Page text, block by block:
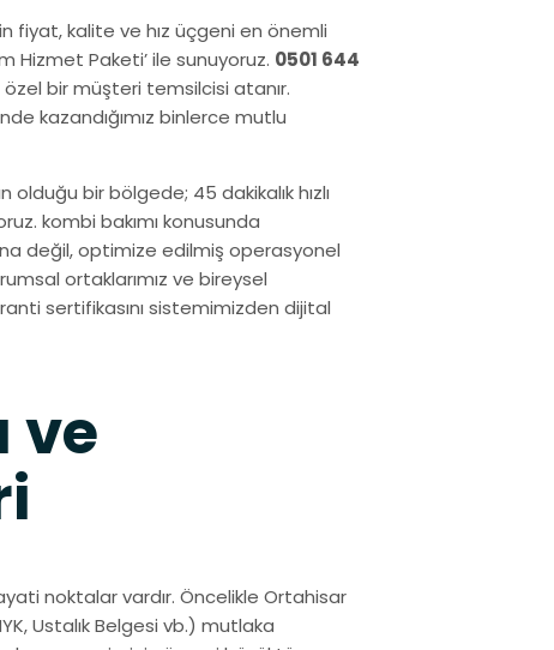
fiyat, kalite ve hız üçgeni en önemli
Hizmet Paketi’ ile sunuyoruz. 0501 644
özel bir müşteri temsilcisi atanır.
kazandığımız binlerce mutlu
bir bölgede; 45 dakikalık hızlı
kombi bakımı konusunda
değil, optimize edilmiş operasyonel
ortaklarımız ve bireysel
sertifikasını sistemimizden dijital
ve
noktalar vardır. Öncelikle Ortahisar
Ustalık Belgesi vb.) mutlaka